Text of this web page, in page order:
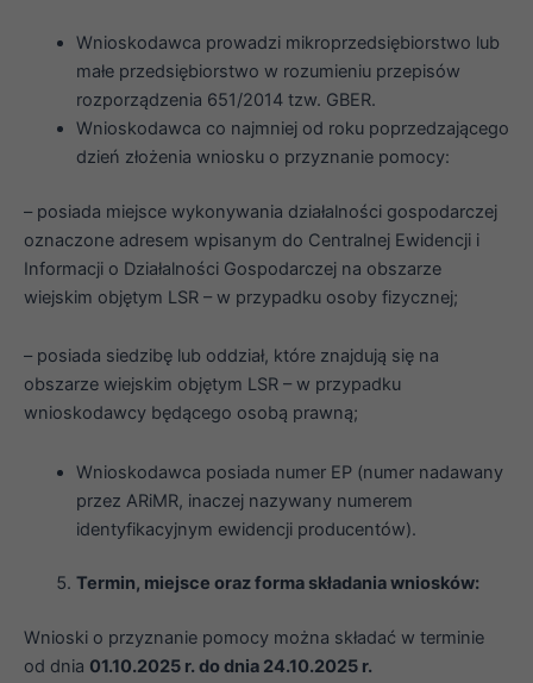
Wnioskodawca prowadzi mikroprzedsiębiorstwo lub
małe przedsiębiorstwo w rozumieniu przepisów
rozporządzenia 651/2014 tzw. GBER.
Wnioskodawca co najmniej od roku poprzedzającego
dzień złożenia wniosku o przyznanie pomocy:
– posiada miejsce wykonywania działalności gospodarczej
oznaczone adresem wpisanym do Centralnej Ewidencji i
Informacji o Działalności Gospodarczej na obszarze
wiejskim objętym LSR – w przypadku osoby fizycznej;
– posiada siedzibę lub oddział, które znajdują się na
obszarze wiejskim objętym LSR – w przypadku
wnioskodawcy będącego osobą prawną;
Wnioskodawca posiada numer EP (numer nadawany
przez ARiMR, inaczej nazywany numerem
identyfikacyjnym ewidencji producentów).
Termin, miejsce oraz forma składania wniosków:
Wnioski o przyznanie pomocy można składać w terminie
od dnia 01.10.2025 r. do dnia 24.10.2025 r.